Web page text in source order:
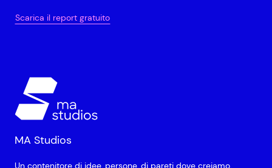
Scarica il report gratuito
MA Studios
Un contenitore di idee, persone, di pareti dove creiamo,